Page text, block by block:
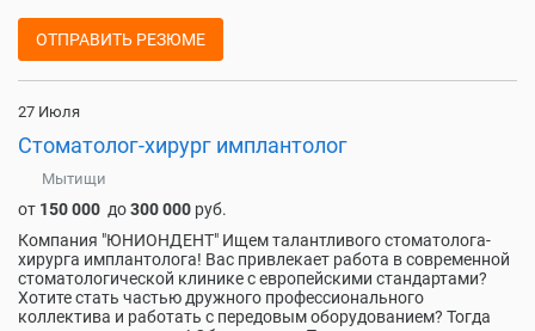
ОТПРАВИТЬ РЕЗЮМЕ
27 Июля
Стоматолог-хирург имплантолог
Мытищи
от 150 000 до300 000 руб.
Компания "ЮНИОНДЕНТ" Ищем талантливого стоматолога-
хирурга имплантолога! Вас привлекает работа в современной
стоматологической клинике с европейскими стандартами?
Хотите стать частью дружного профессионального
коллектива и работать с передовым оборудованием? Тогда